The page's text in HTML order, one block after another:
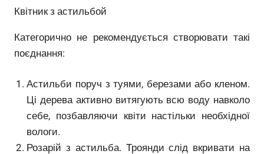
Квітник з астильбой
Категорично не рекомендується створювати такі
поєднання:
Астильби поруч з туями, березами або кленом.
Ці дерева активно витягують всю воду навколо
себе, позбавляючи квіти настільки необхідної
вологи.
Розарій з астильба. Троянди слід вкривати на